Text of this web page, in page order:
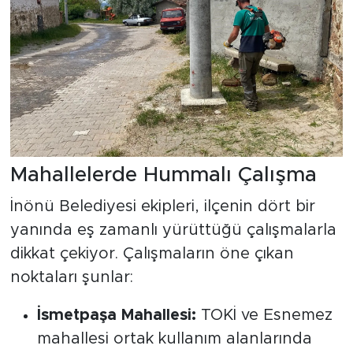
Mahallelerde Hummalı Çalışma
İnönü Belediyesi ekipleri, ilçenin dört bir
yanında eş zamanlı yürüttüğü çalışmalarla
dikkat çekiyor. Çalışmaların öne çıkan
noktaları şunlar:
İsmetpaşa Mahallesi: TOKİ ve Esnemez
mahallesi ortak kullanım alanlarında